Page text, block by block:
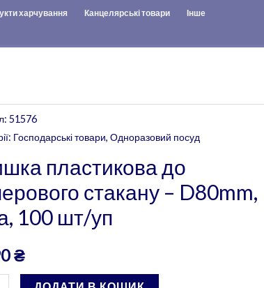
харчування Канцелярські товари
Інше
51576
Господарські товари,Одноразовий посуд
пластикова до
стакану – D80mm,
100 шт/уп
₴